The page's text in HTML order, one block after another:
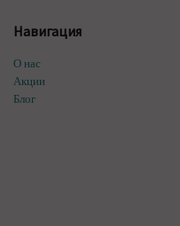
Навигация
О нас
Акции
Блог